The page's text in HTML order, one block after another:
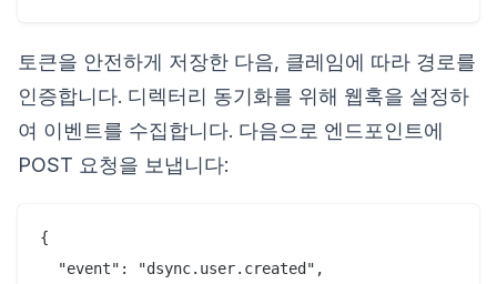
토큰을 안전하게 저장한 다음, 클레임에 따라 경로를
인증합니다. 디렉터리 동기화를 위해 웹훅을 설정하
여 이벤트를 수집합니다. 다음으로 엔드포인트에
POST 요청을 보냅니다:
{
  "event": "dsync.user.created",